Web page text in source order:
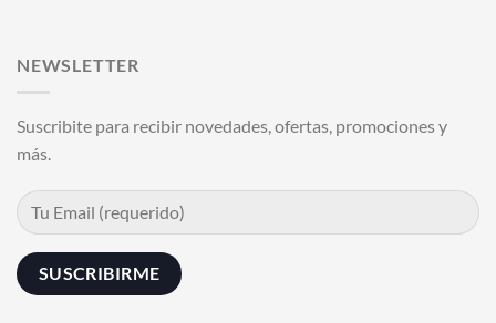
NEWSLETTER
Suscribite para recibir novedades, ofertas, promociones y
más.